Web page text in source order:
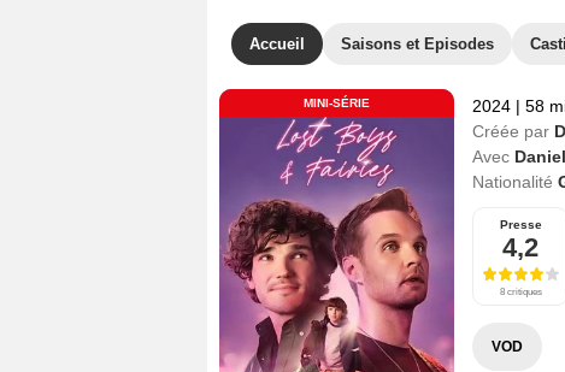
Accueil Saisons et Episodes
MINI-SÉRIE 2024 | 58
Créée par
Avec
Nationalité
Presse
4,2
8 critiques
VOD